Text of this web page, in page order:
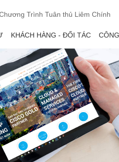
Trình Tuân thủ Liêm Chính
KHÁCH HÀNG - ĐỐI TÁC